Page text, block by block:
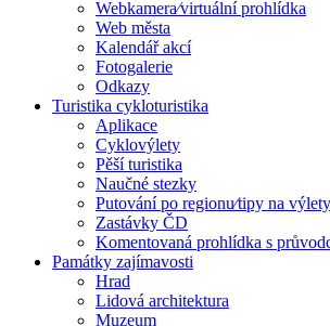
Webkamera⁄virtuální prohlídka
Web města
Kalendář akcí
Fotogalerie
Odkazy
Turistika cykloturistika
Aplikace
Cyklovýlety
Pěší turistika
Naučné stezky
Putování po regionu⁄tipy na výlety
Zastávky ČD
Komentovaná prohlídka s
Památky zajímavosti
Hrad
Lidová architektura
Muzeum